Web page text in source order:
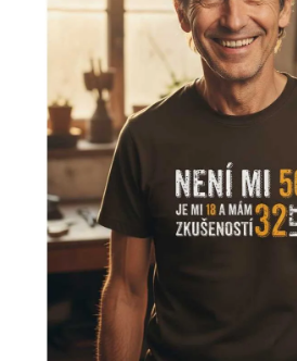
OKAMŽITĚ K ODBĚRU
B2B
MÁM SRDCE POMÁHÁM
VÁNOCE
PROVIZNÍ SYSTÉM
Časté otázky
Doprava a platba